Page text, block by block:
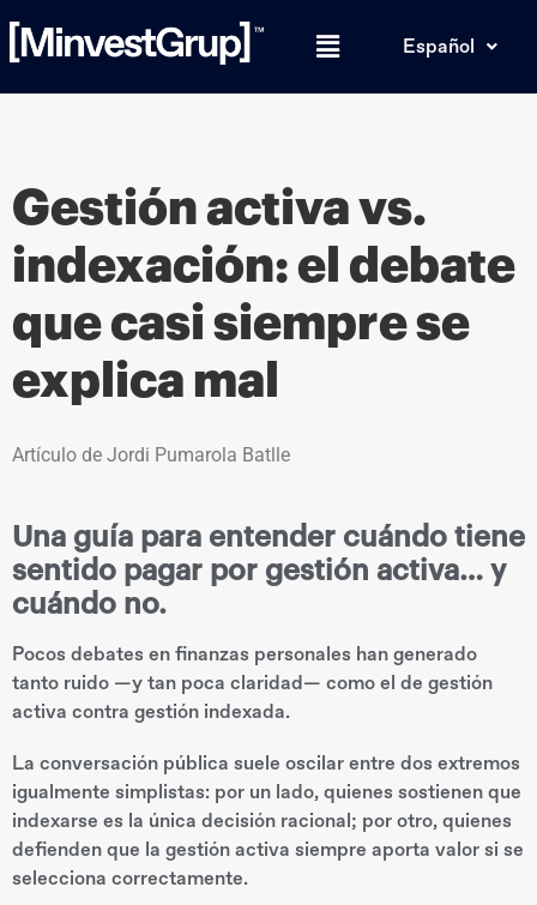
Español
Gestión activa vs.
indexación: el debate
que casi siempre se
explica mal
Artículo de Jordi Pumarola Batlle
Una guía para entender cuándo tiene
sentido pagar por gestión activa… y
cuándo no.
Pocos debates en finanzas personales han generado
tanto ruido —y tan poca claridad— como el de gestión
activa contra gestión indexada.
La conversación pública suele oscilar entre dos extremos
igualmente simplistas: por un lado, quienes sostienen que
indexarse es la única decisión racional; por otro, quienes
defienden que la gestión activa siempre aporta valor si se
selecciona correctamente.